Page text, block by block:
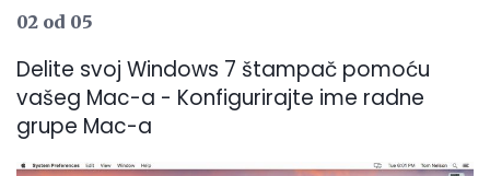
02 od 05
Delite svoj Windows 7 štampač pomoću
vašeg Mac-a - Konfigurirajte ime radne
grupe Mac-a